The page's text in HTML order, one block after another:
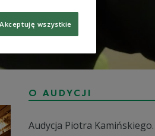
O AUDYCJI
Audycja Piotra Kamińskiego.
Akceptuję wszystkie